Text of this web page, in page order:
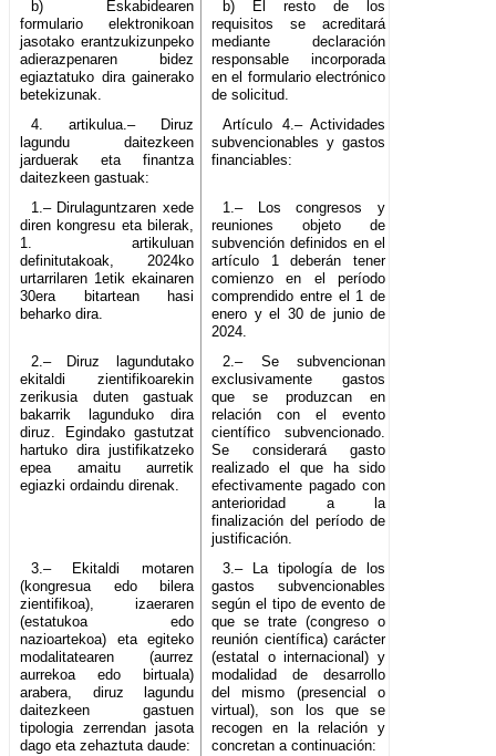
b) Eskabidearen
formulario elektronikoan
jasotako erantzukizunpeko
adierazpenaren bidez
egiaztatuko dira gainerako
betekizunak.
b) El resto de los
requisitos se acreditará
mediante declaración
responsable incorporada
en el formulario electrónico
de solicitud.
4. artikulua.– Diruz
lagundu daitezkeen
jarduerak eta finantza
daitezkeen gastuak:
Artículo 4.– Actividades
subvencionables y gastos
financiables:
1.– Dirulaguntzaren xede
diren kongresu eta bilerak,
1. artikuluan
definitutakoak, 2024ko
urtarrilaren 1etik ekainaren
30era bitartean hasi
beharko dira.
1.– Los congresos y
reuniones objeto de
subvención definidos en el
artículo 1 deberán tener
comienzo en el período
comprendido entre el 1 de
enero y el 30 de junio de
2024.
2.– Diruz lagundutako
ekitaldi zientifikoarekin
zerikusia duten gastuak
bakarrik lagunduko dira
diruz. Egindako gastutzat
hartuko dira justifikatzeko
epea amaitu aurretik
egiazki ordaindu direnak.
2.– Se subvencionan
exclusivamente gastos
que se produzcan en
relación con el evento
científico subvencionado.
Se considerará gasto
realizado el que ha sido
efectivamente pagado con
anterioridad a la
finalización del período de
justificación.
3.– Ekitaldi motaren
(kongresua edo bilera
zientifikoa), izaeraren
(estatukoa edo
nazioartekoa) eta egiteko
modalitatearen (aurrez
aurrekoa edo birtuala)
arabera, diruz lagundu
daitezkeen gastuen
tipologia zerrendan jasota
dago eta zehaztuta daude:
3.– La tipología de los
gastos subvencionables
según el tipo de evento de
que se trate (congreso o
reunión científica) carácter
(estatal o internacional) y
modalidad de desarrollo
del mismo (presencial o
virtual), son los que se
recogen en la relación y
concretan a continuación: